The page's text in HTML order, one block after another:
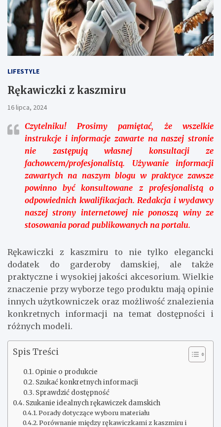
LIFESTYLE
Rękawiczki z kaszmiru
16 lipca, 2024
Czytelniku!Prosimy pamiętać, że wszelkie
instrukcje i informacje zawarte na naszej stronie
nie zastępują własnej konsultacji ze
fachowcem/profesjonalistą. Używanie informacji
zawartych na naszym blogu w praktyce zawsze
powinno być konsultowane z profesjonalistą o
odpowiednich kwalifikacjach. Redakcja i wydawcy
naszej strony internetowej nie ponoszą winy ze
stosowania porad publikowanych na portalu.
Rękawiczki z kaszmiru to nie tylko elegancki
dodatek do garderoby damskiej, ale także
praktyczne i wysokiej jakości akcesorium. Wielkie
znaczenie przy wyborze tego produktu mają opinie
innych użytkowniczek oraz możliwość znalezienia
konkretnych informacji na temat dostępności i
różnych modeli.
Spis Treści
Opinie o produkcie
Szukać konkretnych informacji
Sprawdzić dostępność
Szukanie idealnych rękawiczek damskich
Porady dotyczące wyboru materiału
Porównanie między rękawiczkami z kaszmiru i